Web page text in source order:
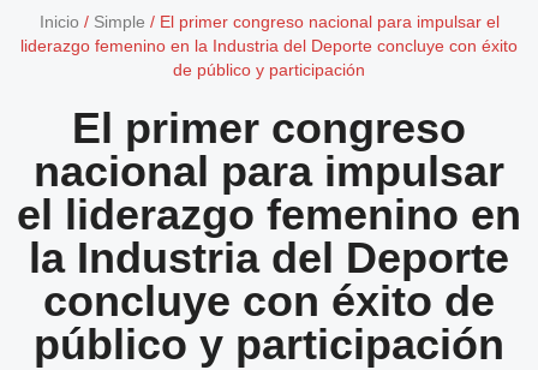
Inicio / Simple / El primer congreso nacional para impulsar el
liderazgo femenino en la Industria del Deporte concluye con éxito
de público y participación
El primer congreso
nacional para impulsar
el liderazgo femenino en
la Industria del Deporte
concluye con éxito de
público y participación